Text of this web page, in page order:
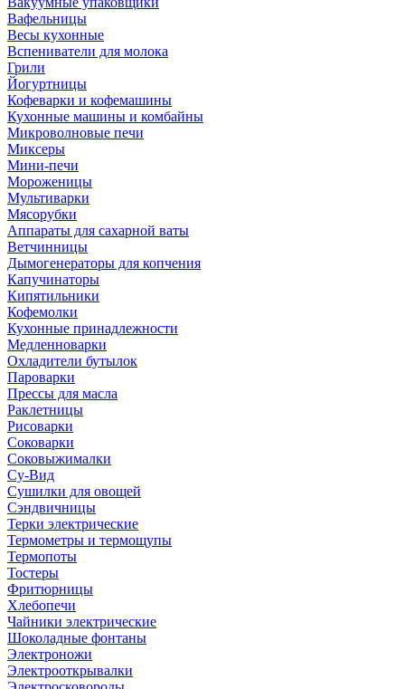
Вафельницы
Весы кухонные
Вспениватели для молока
Грили
Йогуртницы
Кофеварки и кофемашины
Кухонные машины и комбайны
Микроволновые печи
Миксеры
Мини-печи
Мороженицы
Мультиварки
Мясорубки
Аппараты для сахарной ваты
Ветчинницы
Дымогенераторы для копчения
Капучинаторы
Кипятильники
Кофемолки
Кухонные принадлежности
Медленноварки
Охладители бутылок
Пароварки
Прессы для масла
Раклетницы
Рисоварки
Соковарки
Соковыжималки
Су-Вид
Сушилки для овощей
Сэндвичницы
Терки электрические
Термометры и термощупы
Термопоты
Тостеры
Фритюрницы
Хлебопечи
Чайники электрические
Шоколадные фонтаны
Электроножи
Электрооткрывалки